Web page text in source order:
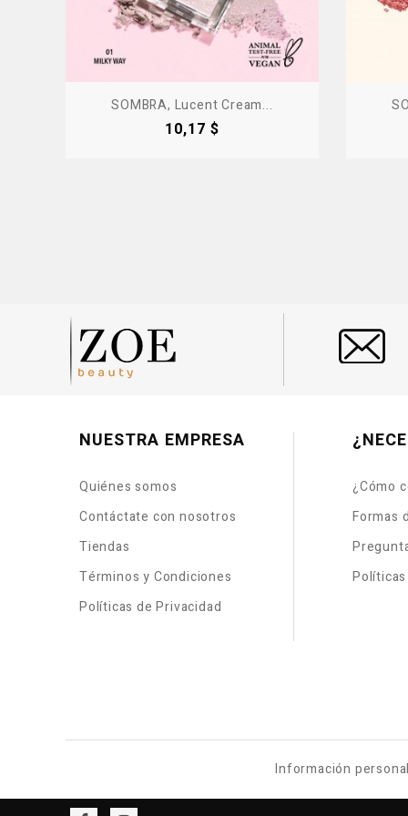
SOMBRA, Lucent Cream...
Precio
10,17 $
NUESTRA EMPRESA
Quiénes somos
Contáctate con nosotros
Tiendas
Términos y Condiciones
Políticas de Privacidad
¿Cómo
Formas
Información